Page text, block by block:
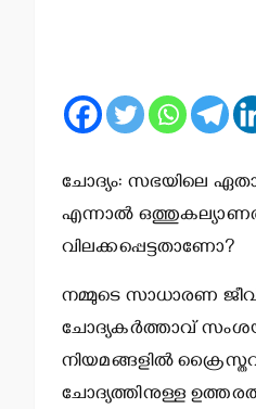
ചോദ്യം: സഭയിലെ
എന്നാല്‍
വിലക്കപ്പെട്ടതാണോ?
നമ്മുടെ സാധാരണ
ചോദ്യകര്‍ത്താവ്
നിയമങ്ങളില്‍
ചോദ്യത്തിനുള്ള